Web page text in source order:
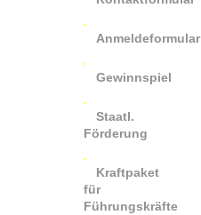
Anmeldeformular
Gewinnspiel
Staatl.
Förderung
Kraftpaket
für
Führungskräfte